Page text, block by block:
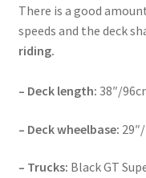
There is a good
speeds and the deck
riding.
– Deck length: 38″/
– Deck wheelbase:
– Trucks: Black GT